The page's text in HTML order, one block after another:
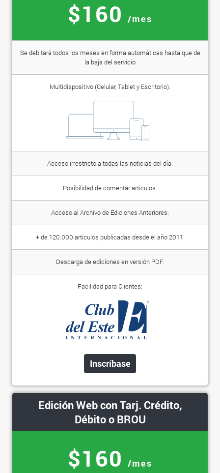
$160 /mes
Se debitará todos los meses en forma automáticas hasta que de
la baja del servicio
Multidispositivo (Celular, Tablet y Escritorio).
Acceso irrestricto a todas las noticias del día.
Posibilidad de comentar artículos.
Acceso al Archivo de Ediciones Anteriores.
+ de 120.000 artículos publicadas desde el año 2011.
Descarga de ediciones en versión PDF.
Facilidad para Clientes:
Inscríbase
Edición Web con Tarj. Crédito,
Débito o BROU
$160 /mes